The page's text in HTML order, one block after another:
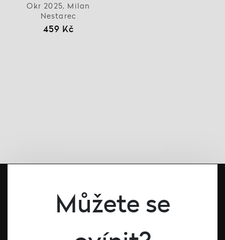
Okr 2025, Milan
Nestarec
459 Kč
Můžete se